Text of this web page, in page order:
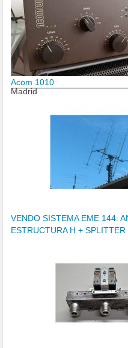
Acom 1010
Madrid
VENDO SISTEMA EME 144:
ESTRUCTURA H + SPLITTER